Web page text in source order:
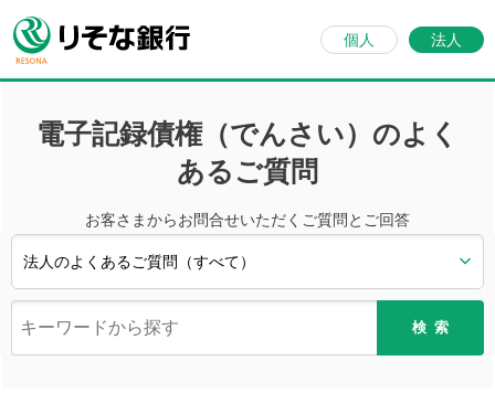
個人 法人
電子記録債権（でんさい）のよく
あるご質問
お客さまからお問合せいただくご質問とご回答
検索